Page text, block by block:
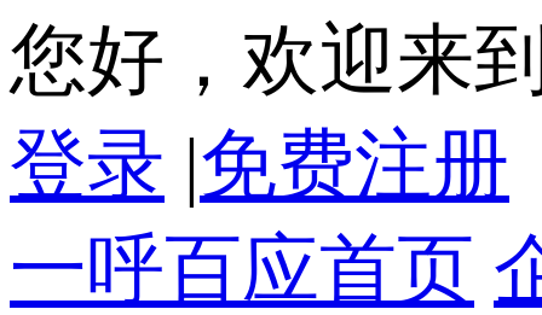
您好，欢迎来
登录 |免费注册
一呼百应首页